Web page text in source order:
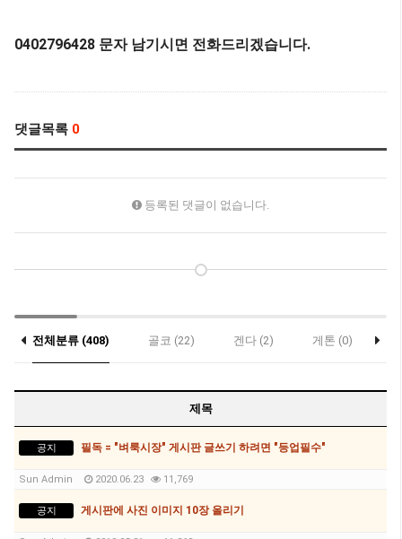
0402796428 문자 남기시면 전화드리겠습니다.
댓글목록 0
등록된 댓글이 없습니다.
전체분류 (408) 골코 (22) 겐다 (2) 게톤 (0)
제목
공지 필독 = "벼룩시장" 게시판 글쓰기 하려면 "등업필수"
Sun Admin 2020.06.23 11,769
공지 게시판에 사진 이미지 10장 올리기